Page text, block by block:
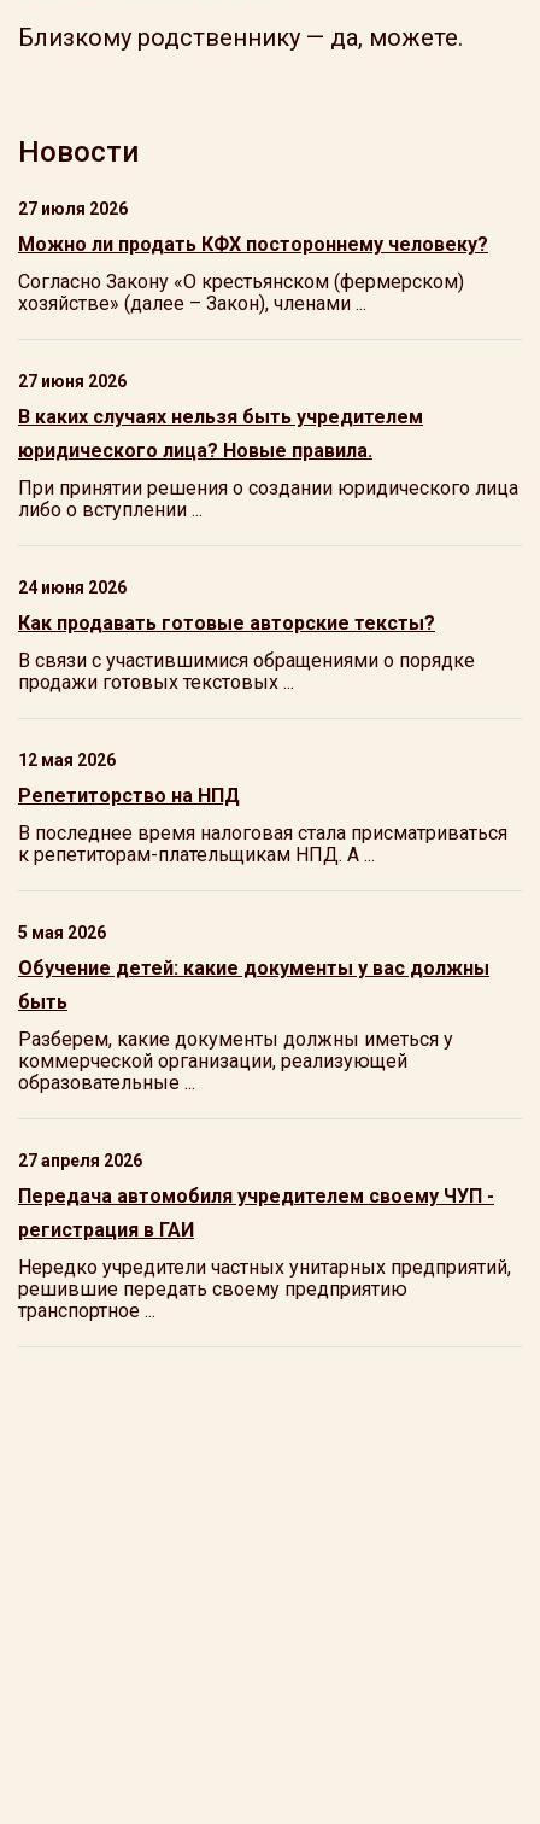
Близкому родственнику — да, можете.
Новости
27 июля 2026
Можно ли продать КФХ постороннему человеку?
Согласно Закону «О крестьянском (фермерском)
хозяйстве» (далее – Закон), членами ...
27 июня 2026
В каких случаях нельзя быть учредителем
юридического лица? Новые правила.
При принятии решения о создании юридического лица
либо о вступлении ...
24 июня 2026
Как продавать готовые авторские тексты?
В связи с участившимися обращениями о порядке
продажи готовых текстовых ...
12 мая 2026
Репетиторство на НПД
В последнее время налоговая стала присматриваться
к репетиторам-плательщикам НПД. А ...
5 мая 2026
Обучение детей: какие документы у вас должны
быть
Разберем, какие документы должны иметься у
коммерческой организации, реализующей
образовательные ...
27 апреля 2026
Передача автомобиля учредителем своему ЧУП -
регистрация в ГАИ
Нередко учредители частных унитарных предприятий,
решившие передать своему предприятию
транспортное ...